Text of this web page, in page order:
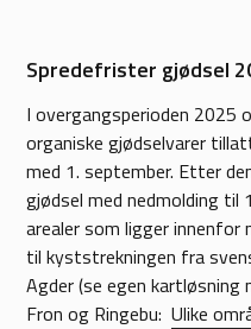
Spredefrister gjødsel
I overgangsperioden 2025
organiske gjødselvarer
med 1. september. Etter
gjødsel med nedmolding til
arealer som ligger
til kyststrekningen fra
Agder (se egen
Fron og Ringebu:Ulike